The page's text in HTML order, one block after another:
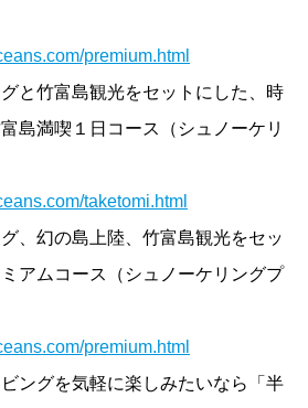
premium.html
と竹富島観光をセットにした、時
島満喫１日コース（シュノーケリ
taketomi.html
、幻の島上陸、竹富島観光をセッ
アムコース（シュノーケリングプ
premium.html
ングを気軽に楽しみたいなら「半